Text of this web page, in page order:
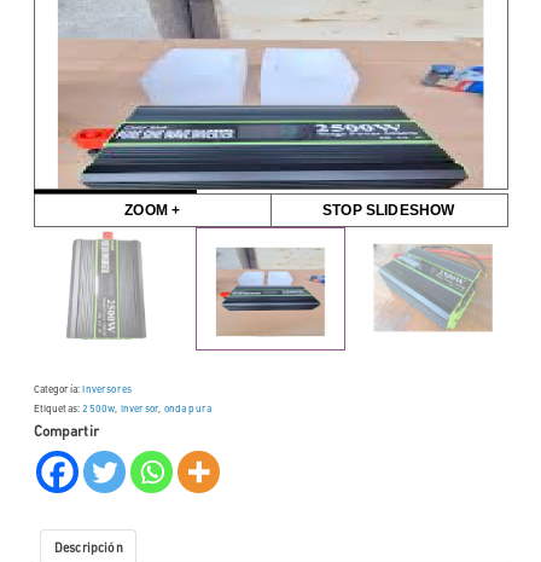
ZOOM + STOP SLIDESHOW
Categoría:
Inversores
Etiquetas:2500w, inversor, onda pura
Compartir
Descripción